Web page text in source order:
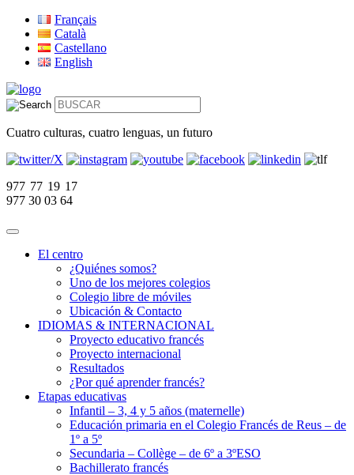
Français
Català
Castellano
English
Cuatro culturas, cuatro lenguas, un futuro
977 77 19 17
977 30 03 64
El centro
¿Quiénes somos?
Uno de los mejores colegios
Colegio libre de móviles
Ubicación & Contacto
IDIOMAS & INTERNACIONAL
Proyecto educativo francés
Proyecto internacional
Resultados
¿Por qué aprender francés?
Etapas educativas
Infantil – 3, 4 y 5 años (maternelle)
Educación primaria en el Colegio Francés de Reus – de
1º a 5º
Secundaria – Collège – de 6º a 3ºESO
Bachillerato francés